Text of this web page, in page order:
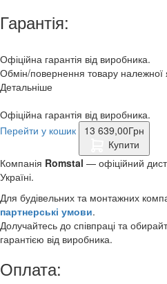
Гарантія:
Офіційна гарантія від виробника.
Обмін/повернення товару належної
Детальніше
Офіційна гарантія від виробника.
Перейти у кошик
13 639,00Грн
Купити
Компанія Romstal — офіційний
Україні.
Для будівельних та монтажних
партнерські умови.
Долучайтесь до співпраці та
гарантією від виробника.
Оплата: